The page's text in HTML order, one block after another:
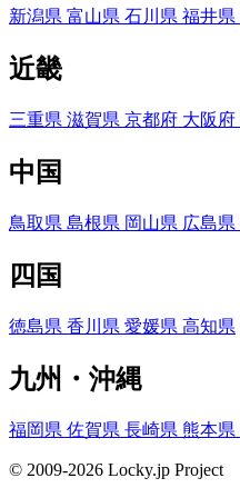
新潟県 富山県 石川県 福井県
近畿
三重県 滋賀県 京都府 大阪府
中国
鳥取県 島根県 岡山県 広島県
四国
徳島県 香川県 愛媛県 高知県
九州・沖縄
福岡県 佐賀県 長崎県 熊本県
© 2009-2026 Locky.jp Project